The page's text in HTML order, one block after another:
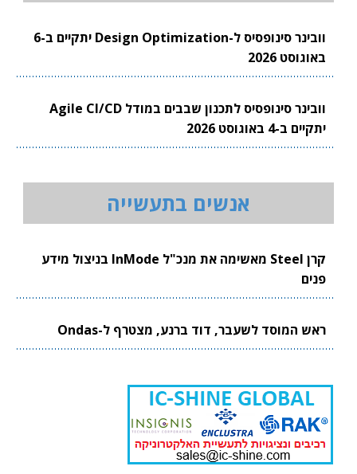
וובינר סינופסיס ל-Design Optimization יתקיים ב-6
באוגוסט 2026
וובינר סינופסיס לתכנון שבבים במודל Agile CI/CD
יתקיים ב-4 באוגוסט 2026
אנשים בתעשייה
קרן Steel מאשימה את מנכ"ל InMode בניצול מידע
פנים
ראש המוסד לשעבר, דוד ברנע, מצטרף ל-Ondas